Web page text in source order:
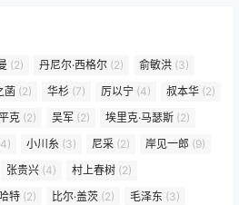
(2) 丹尼尔·西格尔 (2) 俞敏洪 (3)
菡 (2) 华杉 (7) 厉以宁 (4) 叔本华 (2)
克 (2) 吴军 (2) 埃里克·马瑟斯 (2)
小川糸 (3) 尼采 (2) 岸见一郎 (9)
张贵兴 (4) 村上春树 (2)
特 (2) 比尔·盖茨 (2) 毛泽东 (3)